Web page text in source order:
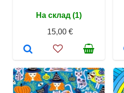
На склад (1)
15,00 €